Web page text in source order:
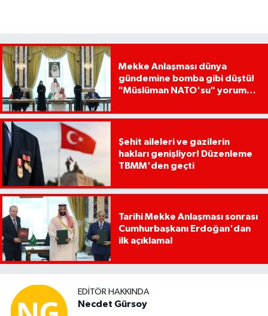
Mekke Anlaşması dünya
gündemine bomba gibi düştü!
"Müslüman NATO'su" yorumu
Şehit aileleri ve gazilerin
hakları genişliyor! Düzenleme
TBMM'den geçti
Tarihi Mekke Anlaşması sonrası
Cumhurbaşkanı Erdoğan'dan
ilk açıklama!
EDITÖR HAKKINDA
Necdet Gürsoy